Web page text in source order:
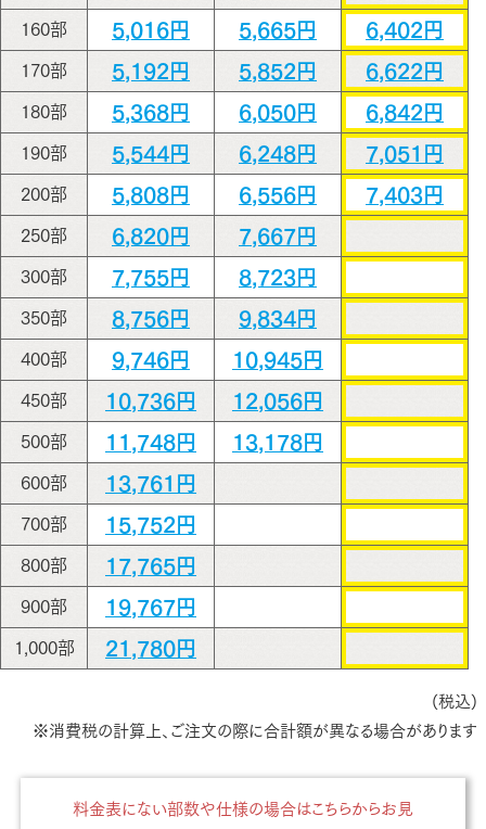
160部 5,016円 5,665円 6,402円
170部 5,192円 5,852円 6,622円
180部 5,368円 6,050円 6,842円
190部 5,544円 6,248円 7,051円
200部 5,808円 6,556円 7,403円
250部 6,820円 7,667円
300部 7,755円 8,723円
350部 8,756円 9,834円
400部 9,746円 10,945円
450部 10,736円 12,056円
500部 11,748円 13,178円
600部 13,761円
700部 15,752円
800部 17,765円
900部 19,767円
1,000部 21,780円
(税込)
※消費税の計算上、ご注文の際に合計額が異なる場合があります
料金表にない部数や仕様の場合はこちらからお見